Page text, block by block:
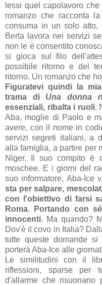
lessi quel capolavoro che
romanzo che racconta
consuma in un solo atto,
Berta lavora nei servizi
non le è consentito
si gioca sul filo
possibile ritorno e del
ritorno. Un romanzo che
Figuratevi quindi la
trama di Una donna
essenziali, ribalta i ruoli.
Aba, moglie di Paolo e
avere, con il nome in
servizi segreti italiani, a
alla famiglia, a partire per
Niger. Il suo compito è
moschee. E i giorni del
suo informatore, Aba-Ice
sta per salpare,
con l'obiettivo di farsi
Roma. Portando con
innocenti. Ma quando?
Dov'è il covo in Italia?
tutte queste domande si
porterà Aba-Ice alle
Le similitudini con il
riflessioni, sparse per
d'allarme che